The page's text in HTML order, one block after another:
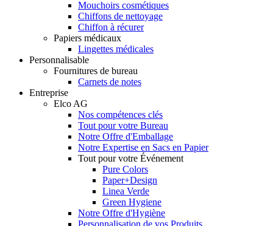
Mouchoirs cosmétiques
Chiffons de nettoyage
Chiffon à récurer
Papiers médicaux
Lingettes médicales
Personnalisable
Fournitures de bureau
Carnets de notes
Entreprise
Elco AG
Nos compétences clés
Tout pour votre Bureau
Notre Offre d'Emballage
Notre Expertise en Sacs en Papier
Tout pour votre Événement
Pure Colors
Paper+Design
Linea Verde
Green Hygiene
Notre Offre d'Hygiène